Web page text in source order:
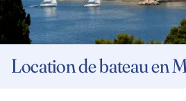
Location de bateau en